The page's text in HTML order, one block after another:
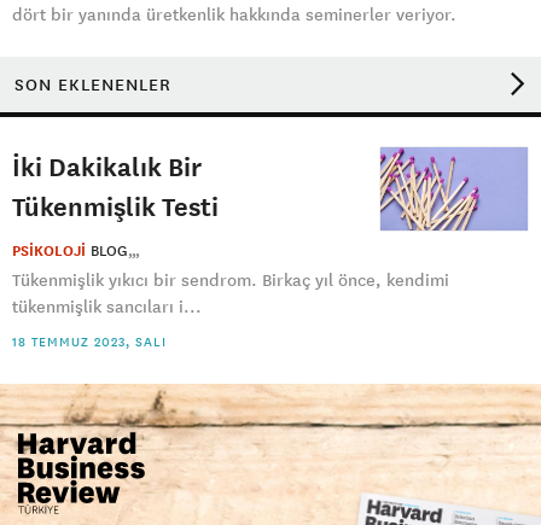
dört bir yanında üretkenlik hakkında seminerler veriyor.
SON EKLENENLER
İki Dakikalık Bir
Tükenmişlik Testi
PSİKOLOJİ BLOG
Tükenmişlik yıkıcı bir sendrom. Birkaç yıl önce, kendimi
tükenmişlik sancıları i...
18 TEMMUZ 2023, SALI